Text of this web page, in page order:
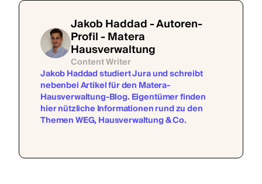
Jakob Haddad - Autoren-
Profil - Matera
Hausverwaltung
Content Writer
Jakob Haddad studiert Jura und schreibt
nebenbei Artikel für den Matera-
Hausverwaltung-Blog. Eigentümer finden
hier nützliche Informationen rund zu den
Themen WEG, Hausverwaltung & Co.